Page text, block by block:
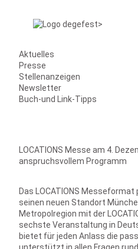
Aktuelles
Presse
Stellenanzeigen
Newsletter
Buch-und Link-Tipps
LOCATIONS Messe am 4.
anspruchsvollem Programm
Das LOCATIONS
seinen neuen Standort
Metropolregion mit der
sechste Veranstaltung in
bietet für jeden Anlass die